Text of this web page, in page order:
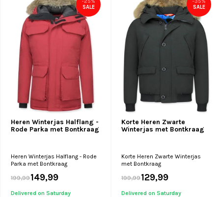
Heren Winterjas Halflang -
Rode Parka met Bontkraag
SALE
Heren Winterjas Halflang - Rode
Parka met Bontkraag
199,99149,99
Delivered on Saturday
Korte Heren Zwarte
Winterjas met Bontkraag
SALE
Korte Heren Zwarte Winterjas
met Bontkraag
199,99129,99
Delivered on Saturday